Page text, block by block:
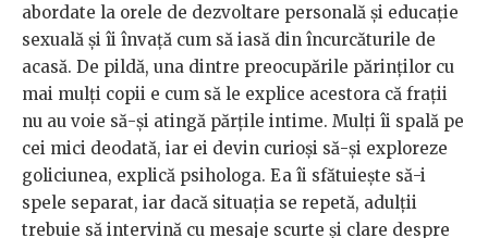
abordate la orele de dezvoltare personală și educație
sexuală și îi învață cum să iasă din încurcăturile de
acasă. De pildă, una dintre preocupările părinților cu
mai mulți copii e cum să le explice acestora că frații
nu au voie să-și atingă părțile intime. Mulți îi spală pe
cei mici deodată, iar ei devin curioși să-și exploreze
goliciunea, explică psihologa. Ea îi sfătuiește să-i
spele separat, iar dacă situația se repetă, adulții
trebuie să intervină cu mesaje scurte și clare despre